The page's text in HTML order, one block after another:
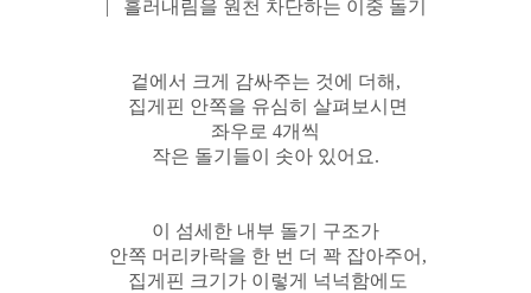
| 흘러내림을 원천 차단하는 이중 돌기
겉에서 크게 감싸주는 것에 더해,
집게핀 안쪽을 유심히 살펴보시면
좌우로 4개씩
작은 돌기들이 솟아 있어요.
이 섬세한 내부 돌기 구조가
안쪽 머리카락을 한 번 더 꽉 잡아주어,
집게핀 크기가 이렇게 넉넉함에도